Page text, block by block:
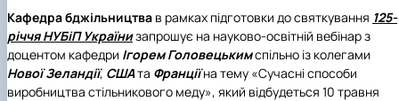
Кафедра бджільництва в рамках підготовки до святкування 125-
річчя НУБіП Українизапрошує на науково-освітній вебінар з
доцентом кафедри Ігорем Головецькимспільно із колегами
Нової Зеландії, СШАта Франції на тему «Сучасні способи
виробництва стільникового меду», який відбудеться 10 травня